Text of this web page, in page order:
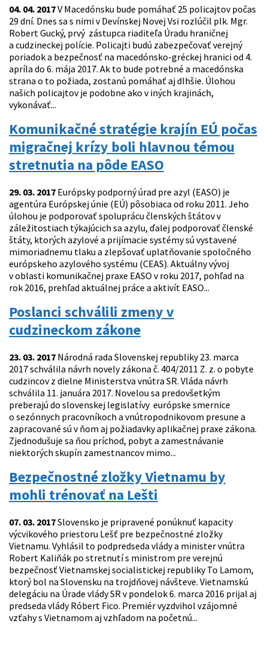
04. 04. 2017V Macedónsku bude pomáhať 25 policajtov počas
29 dní. Dnes sa s nimi v Devínskej Novej Vsi rozlúčil plk. Mgr.
Robert Gucký, prvý zástupca riaditeľa Úradu hraničnej
a cudzineckej polície. Policajti budú zabezpečovať verejný
poriadok a bezpečnosť na macedónsko-gréckej hranici od 4.
apríla do 6. mája 2017. Ak to bude potrebné a macedónska
strana o to požiada, zostanú pomáhať aj dlhšie. Úlohou
našich policajtov je podobne ako v iných krajinách,
vykonávať...
Komunikačné stratégie krajín EÚ počas
migračnej krízy boli hlavnou témou
stretnutia na pôde EASO
29. 03. 2017 Európsky podporný úrad pre azyl (EASO) je
agentúra Európskej únie (EÚ) pôsobiaca od roku 2011. Jeho
úlohou je podporovať spoluprácu členských štátov v
záležitostiach týkajúcich sa azylu, ďalej podporovať členské
štáty, ktorých azylové a prijímacie systémy sú vystavené
mimoriadnemu tlaku a zlepšovať uplatňovanie spoločného
európskeho azylového systému (CEAS). Aktuálny vývoj
v oblasti komunikačnej praxe EASO v roku 2017, pohľad na
rok 2016, prehľad aktuálnej práce a aktivít EASO...
Poslanci schválili zmeny v
cudzineckom zákone
23. 03. 2017 Národná rada Slovenskej republiky 23. marca
2017 schválila návrh novely zákona č. 404/2011 Z. z. o pobyte
cudzincov z dielne Ministerstva vnútra SR. Vláda návrh
schválila 11. januára 2017. Novelou sa predovšetkým
preberajú do slovenskej legislatívy európske smernice
o sezónnych pracovníkoch a vnútropodnikovom presune a
zapracované sú v ňom aj požiadavky aplikačnej praxe zákona.
Zjednodušuje sa ňou príchod, pobyt a zamestnávanie
niektorých skupín zamestnancov mimo...
Bezpečnostné zložky Vietnamu by
mohli trénovať na Lešti
07. 03. 2017Slovensko je pripravené ponúknuť kapacity
výcvikového priestoru Lešť pre bezpečnostné zložky
Vietnamu. Vyhlásil to podpredseda vlády a minister vnútra
Robert Kaliňák po stretnutí s ministrom pre verejnú
bezpečnosť Vietnamskej socialistickej republiky To Lamom,
ktorý bol na Slovensku na trojdňovej návšteve. Vietnamskú
delegáciu na Úrade vlády SR v pondelok 6. marca 2016 prijal aj
predseda vlády Róbert Fico. Premiér vyzdvihol vzájomné
vzťahy s Vietnamom aj vzhľadom na početnú...